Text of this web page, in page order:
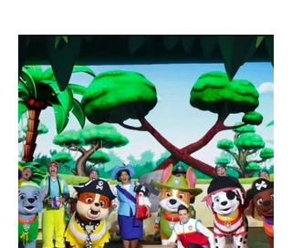
experiencias laborales forman parte de la
realidad de miles de trabajadores, Trabajo
de Monos – Reflexiones de la Selva
Corporativa, del autor Mauricio Eduardo
Medina, ha trascendido el ámbito editorial